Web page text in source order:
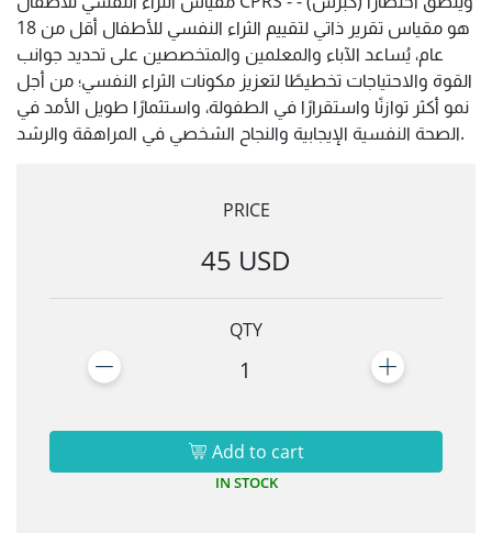
هو مقياس تقرير ذاتي لتقييم الثراء النفسي للأطفال أقل من 18
عام، يُساعد الآباء والمعلمين والمتخصصين على تحديد جوانب
القوة والاحتياجات تخطيطًا لتعزيز مكونات الثراء النفسي؛ من أجل
نمو أكثر توازنًا واستقرارًا في الطفولة، واستثمارًا طويل الأمد في
الصحة النفسية الإيجابية والنجاح الشخصي في المراهقة والرشد.
PRICE
45 USD
QTY
1
Add to cart
IN STOCK